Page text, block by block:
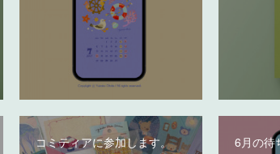
コミティアに参加します。 6月の待